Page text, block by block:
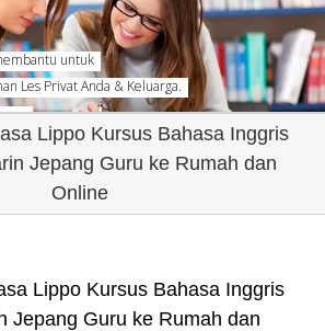
untuk
Les Privat Anda & Keluarga.
Lippo Kursus Bahasa Inggris
Jepang Guru ke Rumah dan
Online
Lippo Kursus Bahasa Inggris
Jepang Guru ke Rumah dan